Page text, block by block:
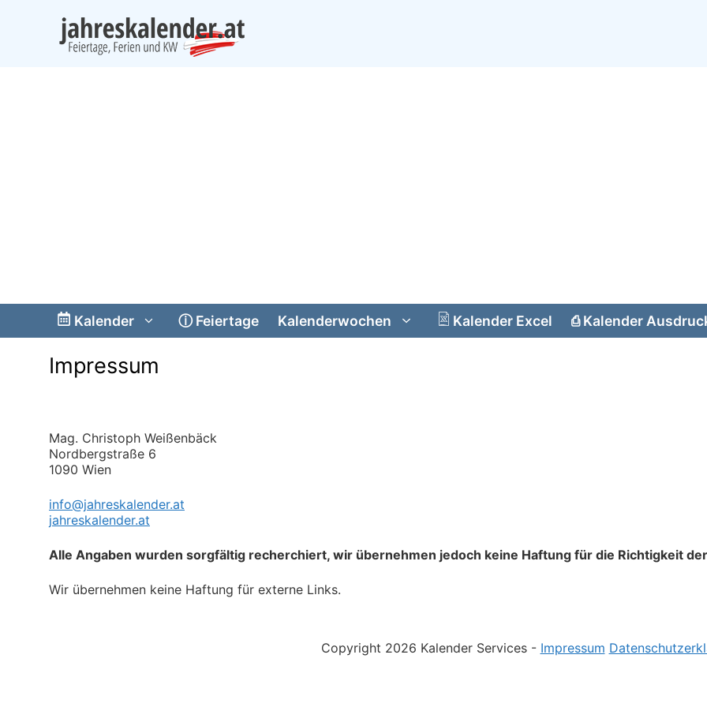
Kalender ⓘFeiertage Kalenderwochen Kalender Excel ⎙Kalender
Impressum
Mag. Christoph Weißenbäck
Nordbergstraße 6
1090 Wien
info@jahreskalender.at
jahreskalender.at
Alle Angaben wurden sorgfältig recherchiert, wir übernehmen jedoch keine Haftung für die Richtigkeit
Wir übernehmen keine Haftung für externe Links.
Copyright 2026 Kalender Services - Impressum